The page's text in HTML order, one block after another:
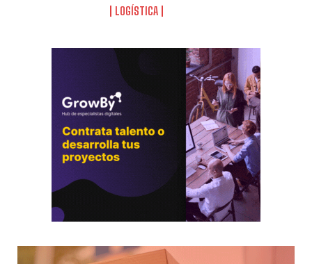
LOGÍSTICA